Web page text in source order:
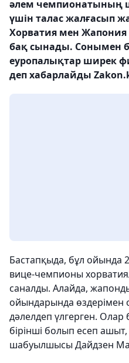
әлем чемпионатының
үшін талас жалғасып
Хорватия мен
бақ сынады. Сонымен
еуропалықтар ширек
деп хабарлайды
Бастапқыда, бұл ойында
вице-чемпионы
саналды. Алайда,
ойындарында өздерімен
дәлелдеп үлгерген.
бірінші болып есеп
шабуылшысы Дайдзен